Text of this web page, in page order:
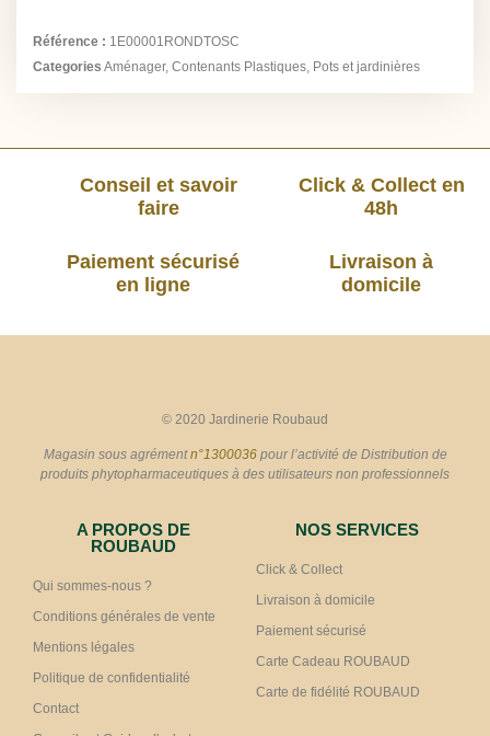
Référence : 1E00001RONDTOSC
Categories Aménager, Contenants Plastiques Pots et jardinières
Conseil et savoir
faire
Click & Collect en
48h
Paiement sécurisé
en ligne
Livraison à
domicile
© 2020 Jardinerie Roubaud
Magasin sous agrémentn°1300036pour l’activité de Distribution de
produits phytopharmaceutiques à des utilisateurs non professionnels
A PROPOS DE
ROUBAUD
Qui sommes-nous ?
Conditions générales de vente
Mentions légales
Politique de confidentialité
Contact
NOS SERVICES
Click & Collect
Livraison à domicile
Paiement sécurisé
Carte Cadeau ROUBAUD
Carte de fidélité ROUBAUD